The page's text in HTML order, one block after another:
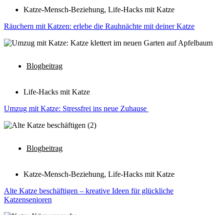
Katze-Mensch-Beziehung, Life-Hacks mit Katze
Räuchern mit Katzen: erlebe die Rauhnächte mit deiner Katze
Blogbeitrag
Life-Hacks mit Katze
Umzug mit Katze: Stressfrei ins neue Zuhause
Blogbeitrag
Katze-Mensch-Beziehung, Life-Hacks mit Katze
Alte Katze beschäftigen – kreative Ideen für glückliche
Katzensenioren